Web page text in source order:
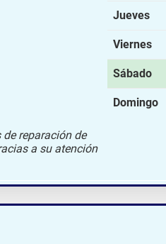
reparación de
a su atención
Jueves
Viernes
Sábado
Domingo